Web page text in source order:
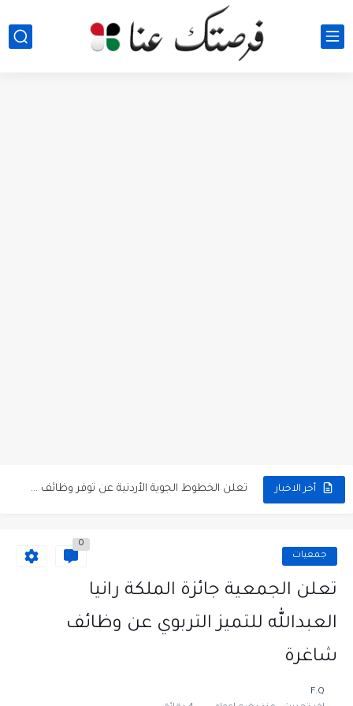
أخر الاخبار تعلن الخطوط الجوية الأردنية عن توفر وظائف شاغرة لمضيفي طيران
مطلوب عامل نظافة عدد 2 بدوام كامل او جزئي في... جمعيات
0
تعلن الجمعية جائزة الملكة رانيا
العبدالله للتميز التربوي عن وظائف
شاغرة
F.Q